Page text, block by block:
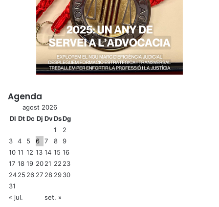
Agenda
agost 2026
Dl DtDc Dj DvDsDg
1
2
3
4 5 6 7 8
9
10 11 12 13 14 15 16
17 18 19 2021 22 23
2425 26 27 28 2930
31
« jul.
set. »